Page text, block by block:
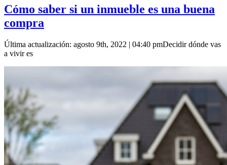
Cómo saber si un inmueble es una buena
compra
Última actualización: agosto 9th, 2022 | 04:40 pmDecidir dónde vas
a vivir es